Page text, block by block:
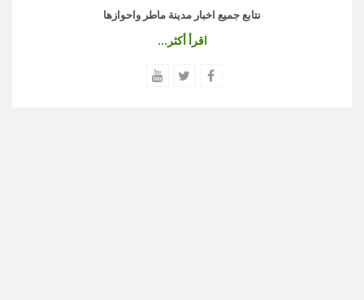
نتابع جميع اخبار مدينة ماطر واحوازها
اقرأ أكثر...